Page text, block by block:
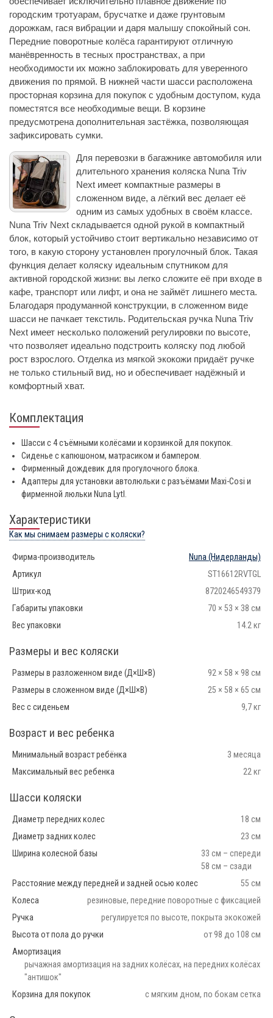
городским тротуарам, брусчатке и даже грунтовым
дорожкам, гася вибрации и даря малышу спокойный сон.
Передние поворотные колёса гарантируют отличную
манёвренность в тесных пространствах, а при
необходимости их можно заблокировать для уверенного
движения по прямой. В нижней части шасси расположена
просторная корзина для покупок с удобным доступом, куда
поместятся все необходимые вещи. В корзине
предусмотрена дополнительная застёжка, позволяющая
зафиксировать сумки.
Для перевозки в багажнике автомобиля или
длительного хранения коляска Nuna Triv
Next имеет компактные размеры в
сложенном виде, а лёгкий вес делает её
одним из самых удобных в своём классе.
Nuna Triv Next складывается одной рукой в компактный
блок, который устойчиво стоит вертикально независимо от
того, в какую сторону установлен прогулочный блок. Такая
функция делает коляску идеальным спутником для
активной городской жизни: вы легко сложите её при входе в
кафе, транспорт или лифт, и она не займёт лишнего места.
Благодаря продуманной конструкции, в сложенном виде
шасси не пачкает текстиль. Родительская ручка Nuna Triv
Next имеет несколько положений регулировки по высоте,
что позволяет идеально подстроить коляску под любой
рост взрослого. Отделка из мягкой экокожи придаёт ручке
не только стильный вид, но и обеспечивает надёжный и
комфортный хват.
Комплектация
Шасси с 4 съёмными колёсами и корзинкой для покупок.
Сиденье с капюшоном, матрасиком и бампером.
Фирменный дождевик для прогулочного блока.
Адаптеры для установки автолюльки с разъёмами Maxi-Cosi и
фирменной люльки Nuna Lytl.
Характеристики
Как мы снимаем размеры с коляски?
Фирма-производитель Nuna(Нидерланды)
Артикул
ST16612RVTGL
Штрих-код
8720246549379
Габариты упаковки
70 × 53 × 38 см
Вес упаковки
14.2 кг
Размеры и вес коляски
Размеры в разложенном виде (Д×Ш×В)
92 × 58 × 98 см
Размеры в сложенном виде (Д×Ш×В)
25 × 58 × 65 см
Вес с сиденьем
9,7 кг
Возраст и вес ребенка
Минимальный возраст ребёнка
3 месяца
Максимальный вес ребенка
22 кг
Шасси коляски
Диаметр передних колес
18 см
Диаметр задних колес
23 см
Ширина колесной базы
33 см – спереди
58 см – сзади
Расстояние между передней и задней осью колес
55 см
Колеса
резиновые, передние поворотные с фиксацией
Ручка
регулируется по высоте, покрыта экокожей
Высота от пола до ручки
от 98 до 108 см
Амортизация
рычажная амортизация на задних колёсах, на передних колёсах
"антишок"
Корзина для покупок
с мягким дном, по бокам сетка